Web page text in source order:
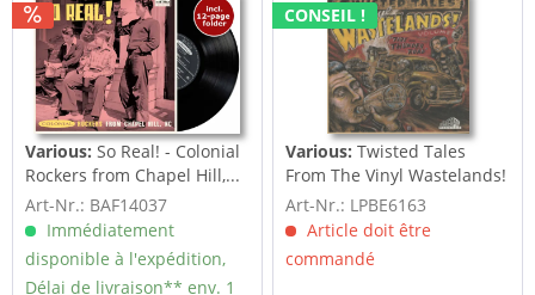
Various:So Real! - Colonial
Rockers from Chapel Hill,...
Art-Nr.: BAF14037
Immédiatement
disponible à l'expédition,
Délai de livraison** env. 1
CONSEIL !
Various:Twisted Tales
From The Vinyl Wastelands!
Vol.5...
Art-Nr.: LPBE6163
Article doit être
commandé